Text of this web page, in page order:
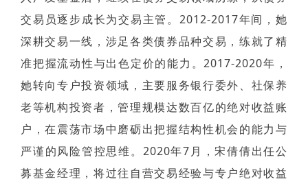
交易员逐步成长为交易主管。2012-2017年间，她
深耕交易一线，涉足各类债券品种交易，练就了精
准把握流动性与出色定价的能力。2017-2020年，
她转向专户投资领域，主要服务银行委外、社保养
老等机构投资者，管理规模达数百亿的绝对收益账
户，在震荡市场中磨砺出把握结构性机会的能力与
严谨的风险管控思维。2020年7月，宋倩倩出任公
募基金经理，将过往自营交易经验与专户绝对收益